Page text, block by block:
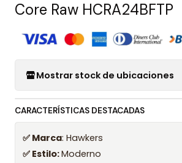
Core Raw HCRA24BFTP
Mostrar stock de ubicaciones
CARACTERÍSTICAS DESTACADAS
✅ Marca: Hawkers
✅ Estilo:Moderno